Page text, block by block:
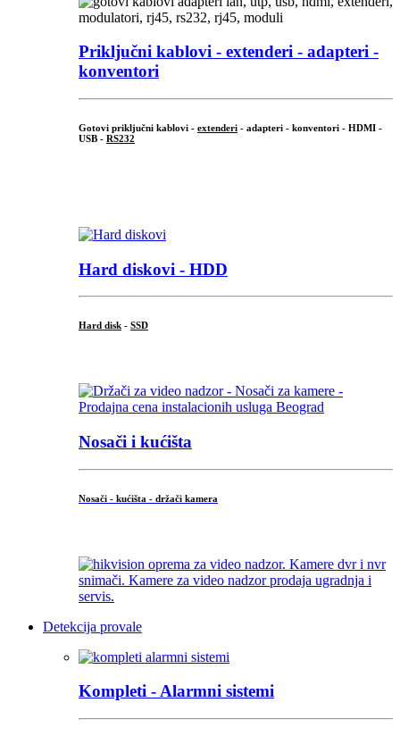
Priključni kablovi - extenderi - adapteri -
konventori
Gotovi priključni kablovi - extenderi - adapteri - konventori - HDMI -
USB - RS232
Hard diskovi - HDD
Hard disk - SSD
Nosači i kućišta
Nosači - kućišta - držači kamera
Detekcija provale
Kompleti - Alarmni sistemi